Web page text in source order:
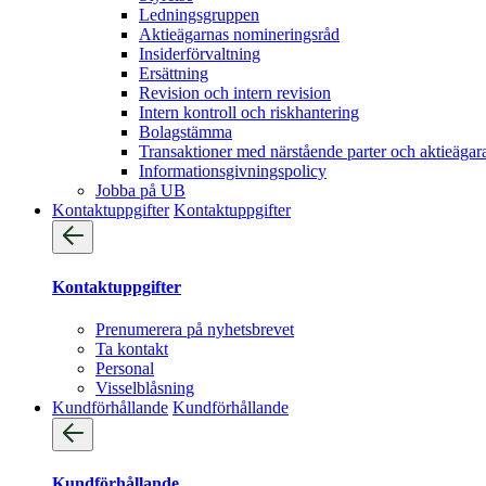
Ledningsgruppen
Aktieägarnas nomineringsråd
Insiderförvaltning
Ersättning
Revision och intern revision
Intern kontroll och riskhantering
Bolagstämma
Transaktioner med närstående parter och
Informationsgivningspolicy
Jobba på UB
Kontaktuppgifter Kontaktuppgifter
Kontaktuppgifter
Prenumerera på nyhetsbrevet
Ta kontakt
Personal
Visselblåsning
Kundförhållande Kundförhållande